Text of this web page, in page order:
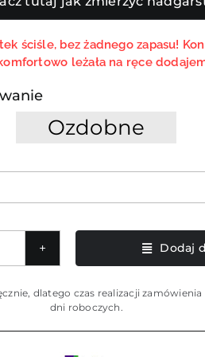
ściśle, bez żadnego zapasu!
leżała na ręce
Ozdobne
Dodaj
dlatego czas realizacji zamówienia
dni roboczych.